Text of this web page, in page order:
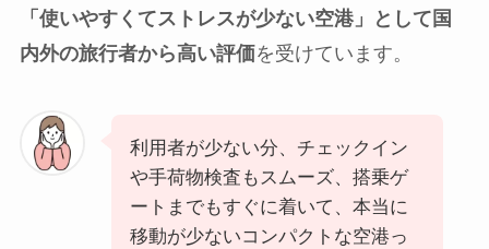
「使いやすくてストレスが少ない空港」として国
内外の旅行者から高い評価を受けています。
利用者が少ない分、チェックイン
や手荷物検査もスムーズ、搭乗ゲ
ートまでもすぐに着いて、本当に
移動が少ないコンパクトな空港っ